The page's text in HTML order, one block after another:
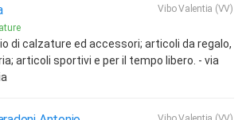
Vibo Valentia (VV)
di calzature ed accessori; articoli da regalo,
articoli sportivi e per il tempo libero. - via